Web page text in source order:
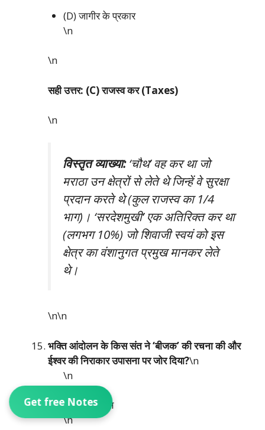
Get free Notes
(D) जागीर के प्रकार
\n
\n
सही उत्तर: (C) राजस्व कर (Taxes)
\n
विस्तृत व्याख्या:‘चौथ’ वह कर था जो
मराठा उन क्षेत्रों से लेते थे जिन्हें वे सुरक्षा
प्रदान करते थे (कुल राजस्व का 1/4
भाग)। ‘सरदेशमुखी’ एक अतिरिक्त कर था
(लगभग 10%) जो शिवाजी स्वयं को इस
क्षेत्र का वंशानुगत प्रमुख मानकर लेते
थे।
\n\n
भक्ति आंदोलन के किस संत ने ‘बीजक’ की रचना की और
ईश्वर की निराकार उपासना पर जोर दिया?\n
\n
(A) तुलसीदास
\n